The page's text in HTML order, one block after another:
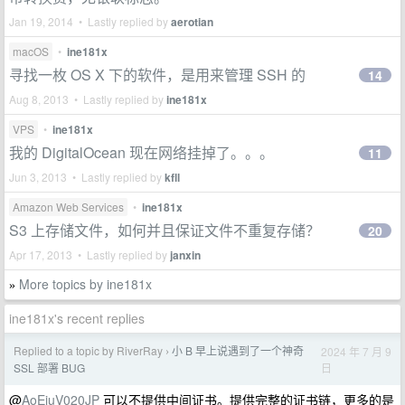
Jan 19, 2014 • Lastly replied byaerotian
macOS • ine181x
寻找一枚 OS X 下的软件，是用来管理 SSH 的
Aug 8, 2013 • Lastly replied byine181x
14
VPS • ine181x
我的 DigitalOcean 现在网络挂掉了。。。
Jun 3, 2013 • Lastly replied bykfll
11
Amazon Web Services • ine181x
S3 上存储文件，如何并且保证文件不重复存储？
Apr 17, 2013 • Lastly replied by janxin
20
» More topics by ine181x
ine181x's recent replies
Replied to a topic by RiverRay › 小 B 早上说遇到了一个神奇
SSL 部署 BUG
2024 年 7 月 9
日
@AoEiuV020JP 可以不提供中间证书。提供完整的证书链，更多的是